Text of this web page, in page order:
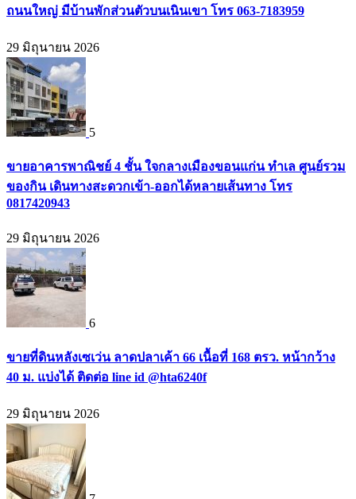
ถนนใหญ่ มีบ้านพักส่วนตัวบนเนินเขา โทร 063-7183959
29 มิถุนายน 2026
5
ขายอาคารพาณิชย์ 4 ชั้น ใจกลางเมืองขอนแก่น ทำเล ศูนย์รวม
ของกิน เดินทางสะดวกเข้า-ออกได้หลายเส้นทาง โทร
0817420943
29 มิถุนายน 2026
6
ขายที่ดินหลังเซเว่น ลาดปลาเค้า 66 เนื้อที่ 168 ตรว. หน้ากว้าง
40 ม. แบ่งได้ ติดต่อ line id @hta6240f
29 มิถุนายน 2026